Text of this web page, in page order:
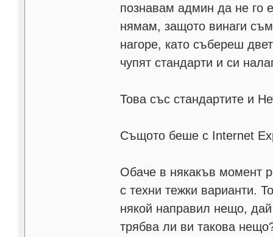
познавам админ да не го
нямам, защото винаги
нагоре, като събереш
чупят стандарти и си
Това със стандартите и
Същото беше с Internet
Обаче в някакъв момент
с техни тежки варианти.
някой направил нещо,
трябва ли ви такова